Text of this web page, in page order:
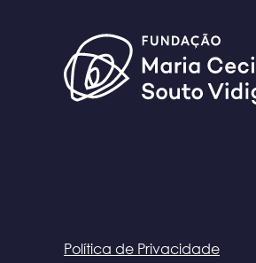
Política de Privacidade